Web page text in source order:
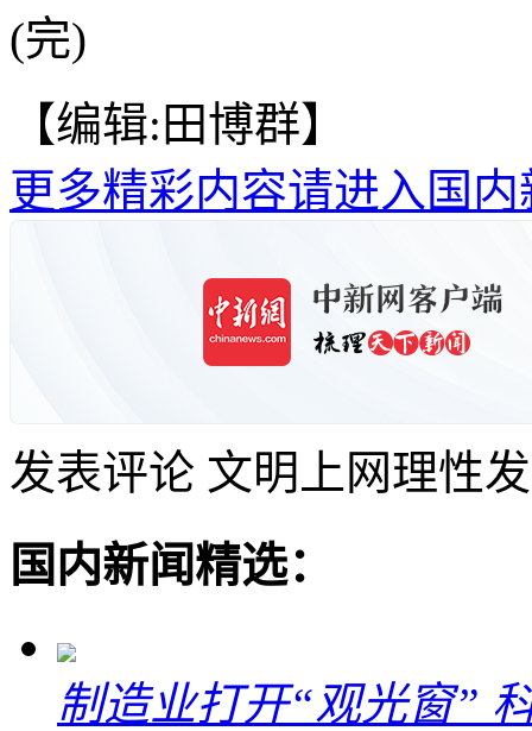
(完)
【编辑:田博群】
更多精彩内容请进入国内
发表评论 文明上网理性
国内新闻精选：
制造业打开“观光窗”